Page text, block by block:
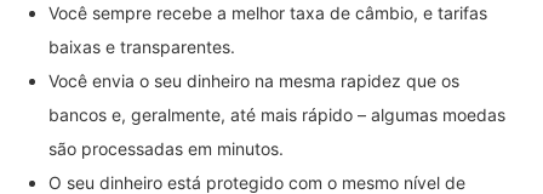
Você sempre recebe a melhor taxa de câmbio, e tarifas
baixas e transparentes.
Você envia o seu dinheiro na mesma rapidez que os
bancos e, geralmente, até mais rápido – algumas moedas
são processadas em minutos.
O seu dinheiro está protegido com o mesmo nível de